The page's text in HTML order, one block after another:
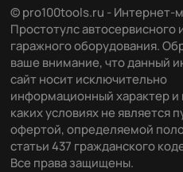
© pro100tools.ru - Интернет-
Простотулс автосервисного
гаражного оборудования.
ваше внимание, что данный
сайт носит исключительно
информационный характер и
каких условиях не является
офертой, определяемой
статьи 437 гражданского
Все права защищены.